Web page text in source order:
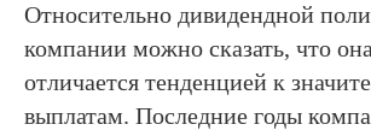
Относительно дивидендной
компании можно сказать, что
отличается тенденцией к
выплатам. Последние годы